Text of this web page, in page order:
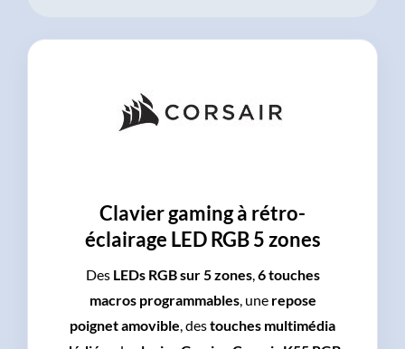
Clavier gaming à rétro-
éclairage LED RGB 5 zones
Des LEDs RGB sur 5 zones,6 touches
macros programmables, une repose
poignet amovible, destouches multimédia